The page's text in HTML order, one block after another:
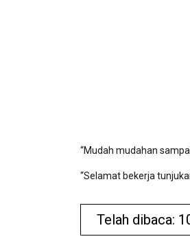
“Mudah mudahan
“Selamat bekerja
Telah dibaca: